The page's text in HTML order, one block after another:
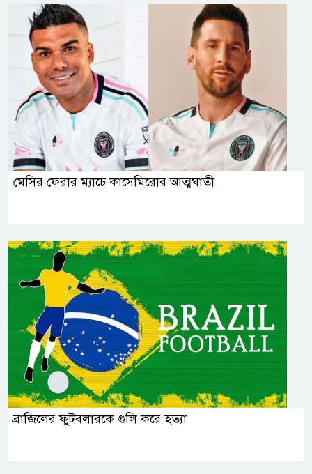
মেসির ফেরার ম্যাচে কাসেমিরোর আত্মঘাতী
ব্রাজিলের ফুটবলারকে গুলি করে হত্যা